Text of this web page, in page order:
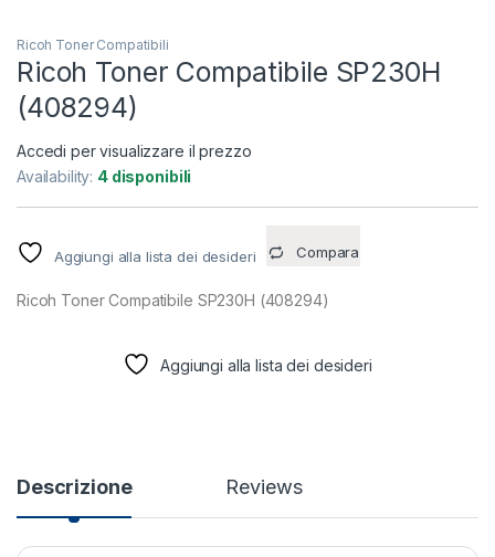
Ricoh Toner Compatibili
Ricoh Toner Compatibile SP230H
(408294)
Accedi per visualizzare il prezzo
Availability: 4 disponibili
Aggiungi alla lista dei desideri Compara
Ricoh Toner Compatibile SP230H (408294)
Aggiungi alla lista dei desideri
Descrizione Reviews